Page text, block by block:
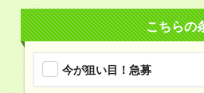
こちらの
今が狙い目！急募